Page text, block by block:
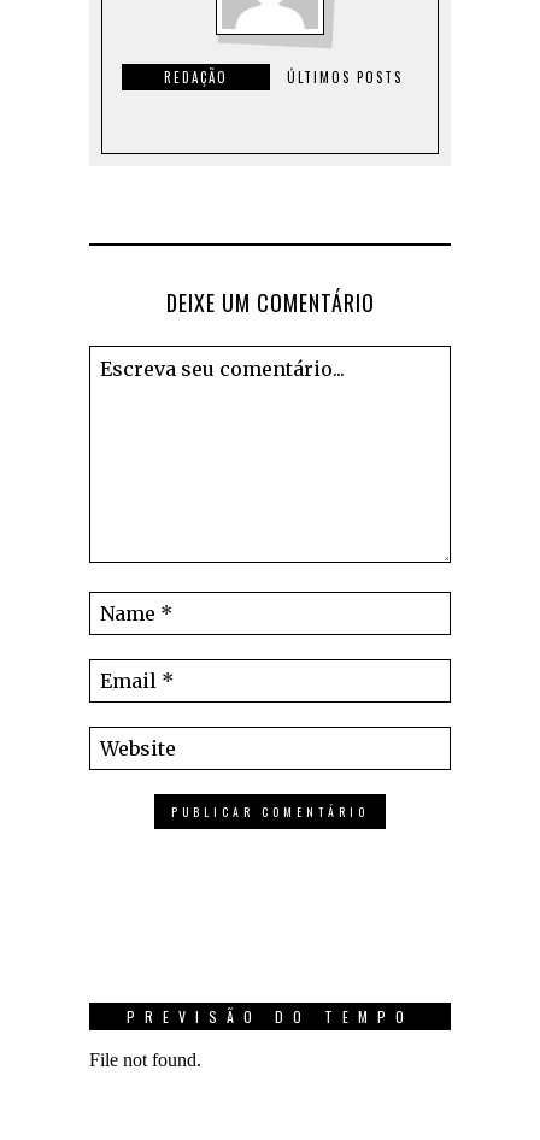
REDAÇÃO ÚLTIMOS POSTS
DEIXE UM COMENTÁRIO
PREVISÃO DO TEMPO